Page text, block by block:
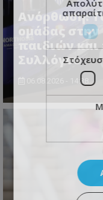
Ανόρθωση:
ομάδας
παιδιών και
Συλλόγου
06.08.2026 - 14:38